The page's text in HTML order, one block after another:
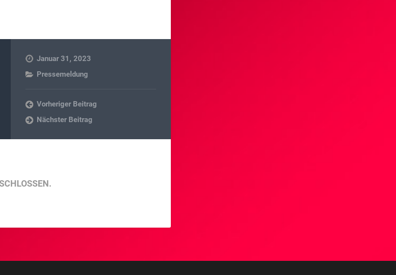
Januar 31, 2023
Pressemeldung
Vorheriger Beitrag
Nächster Beitrag